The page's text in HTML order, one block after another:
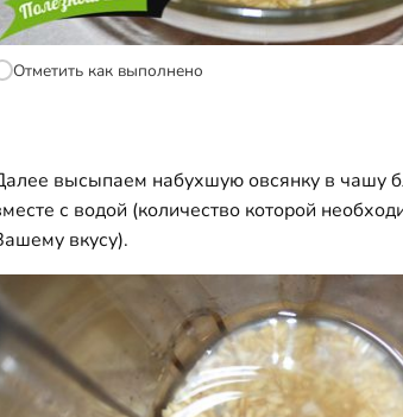
Отметить как выполнено
высыпаем набухшую овсянку в чашу
с водой (количество которой
вкусу).